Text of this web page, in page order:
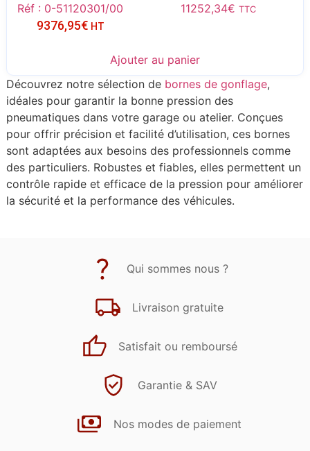
Réf : 0-51120301/00 11252,34€ TTC
9376,95€ HT
Ajouter au panier
Découvrez notre sélection de bornes de gonflage,
idéales pour garantir la bonne pression des
pneumatiques dans votre garage ou atelier. Conçues
pour offrir précision et facilité d’utilisation, ces bornes
sont adaptées aux besoins des professionnels comme
des particuliers. Robustes et fiables, elles permettent un
contrôle rapide et efficace de la pression pour améliorer
la sécurité et la performance des véhicules.
Qui sommes nous ?
Livraison gratuite
Satisfait ou remboursé
Garantie & SAV
Nos modes de paiement